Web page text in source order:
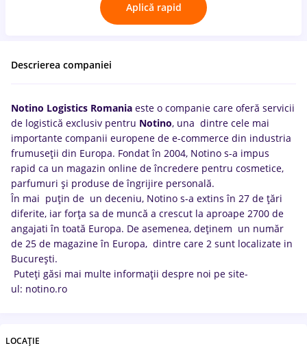
Aplică rapid
Descrierea companiei
Notino Logistics Romania este o companie care oferă servicii
de logistică exclusiv pentru Notino, una dintre cele mai
importante companii europene de e-commerce din industria
frumuseții din Europa. Fondat în 2004, Notino s-a impus
rapid ca un magazin online de încredere pentru cosmetice,
parfumuri și produse de îngrijire personală.
În mai puțin de un deceniu, Notino s-a extins în 27 de țări
diferite, iar forța sa de muncă a crescut la aproape 2700 de
angajati în toată Europa. De asemenea, deținem un număr
de 25 de magazine în Europa, dintre care 2 sunt localizate in
București.
Puteți găsi mai multe informații despre noi pe site-
ul: notino.ro
LOCAȚIE